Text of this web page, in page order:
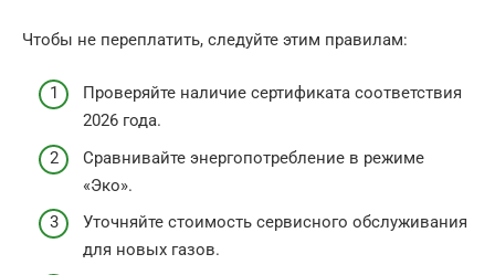
Чтобы не переплатить, следуйте этим правилам:
Проверяйте наличие сертификата соответствия
2026 года.
Сравнивайте энергопотребление в режиме
«Эко».
Уточняйте стоимость сервисного обслуживания
для новых газов.